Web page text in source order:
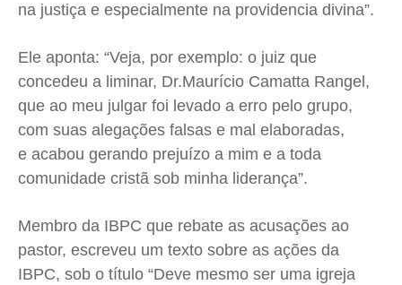
na justiça e especialmente na providencia divina”.
Ele aponta: “Veja, por exemplo: o juiz que
concedeu a liminar, Dr.Maurício Camatta Rangel,
que ao meu julgar foi levado a erro pelo grupo,
com suas alegações falsas e mal elaboradas,
e acabou gerando prejuízo a mim e a toda
comunidade cristã sob minha liderança”.
Membro da IBPC que rebate as acusações ao
pastor, escreveu um texto sobre as ações da
IBPC, sob o título “Deve mesmo ser uma igreja